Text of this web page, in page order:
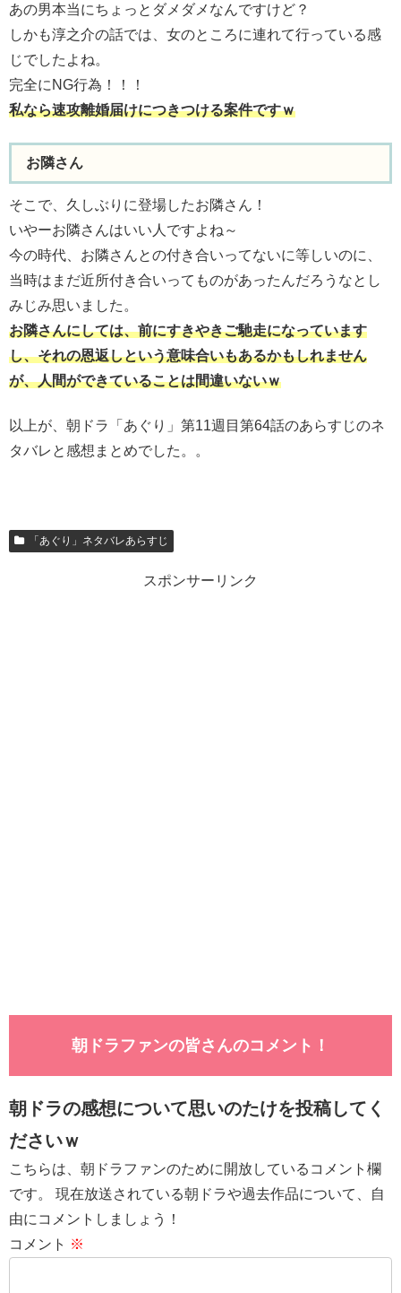
あの男本当にちょっとダメダメなんですけど？
しかも淳之介の話では、女のところに連れて行っている感
じでしたよね。
完全にNG行為！！！
私なら速攻離婚届けにつきつける案件ですｗ
お隣さん
そこで、久しぶりに登場したお隣さん！
いやーお隣さんはいい人ですよね～
今の時代、お隣さんとの付き合いってないに等しいのに、
当時はまだ近所付き合いってものがあったんだろうなとし
みじみ思いました。
お隣さんにしては、前にすきやきご馳走になっています
し、それの恩返しという意味合いもあるかもしれません
が、人間ができていることは間違いないｗ
以上が、朝ドラ「あぐり」第11週目第64話のあらすじのネ
タバレと感想まとめでした。。
「あぐり」ネタバレあらすじ
スポンサーリンク
朝ドラファンの皆さんのコメント！
朝ドラの感想について思いのたけを投稿してく
ださいｗ
こちらは、朝ドラファンのために開放しているコメント欄
です。 現在放送されている朝ドラや過去作品について、自
由にコメントしましょう！
コメント ※